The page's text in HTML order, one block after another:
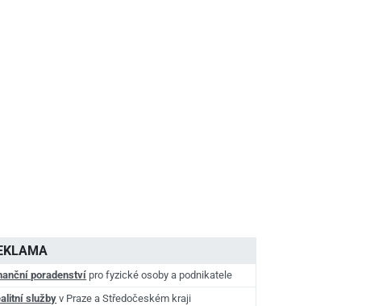
poradenství pro fyzické osoby a podnikatele
službyv Praze a Středočeském kraji